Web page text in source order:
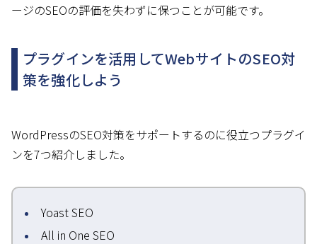
ージのSEOの評価を失わずに保つことが可能です。
プラグインを活用してWebサイトのSEO対
策を強化しよう
WordPressのSEO対策をサポートするのに役立つプラグイ
ンを7つ紹介しました。
Yoast SEO
All in One SEO